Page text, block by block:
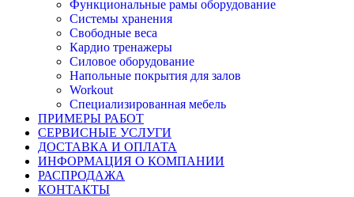
Функциональные рамы оборудование
Системы хранения
Свободные веса
Кардио тренажеры
Силовое оборудование
Напольные покрытия для залов
Workout
Специализированная мебель
ПРИМЕРЫ РАБОТ
СЕРВИСНЫЕ УСЛУГИ
ДОСТАВКА И ОПЛАТА
ИНФОРМАЦИЯ О КОМПАНИИ
РАСПРОДАЖА
КОНТАКТЫ